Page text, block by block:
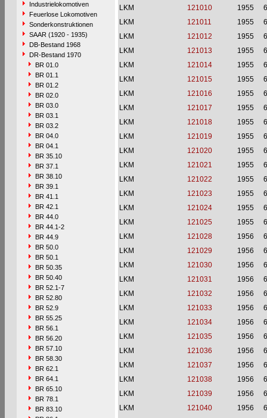
Industrielokomotiven
Feuerlose Lokomotiven
Sonderkonstruktionen
SAAR (1920 - 1935)
DB-Bestand 1968
DR-Bestand 1970
BR 01.0
BR 01.1
BR 01.2
BR 02.0
BR 03.0
BR 03.1
BR 03.2
BR 04.0
BR 04.1
BR 35.10
BR 37.1
BR 38.10
BR 39.1
BR 41.1
BR 42.1
BR 44.0
BR 44.1-2
BR 44.9
BR 50.0
BR 50.1
BR 50.35
BR 50.40
BR 52.1-7
BR 52.80
BR 52.9
BR 55.25
BR 56.1
BR 56.20
BR 57.10
BR 58.30
BR 62.1
BR 64.1
BR 65.10
BR 78.1
BR 83.10
LKM
121010 1955
LKM
121011 1955
LKM
121012 1955
LKM
121013 1955
LKM
121014 1955
LKM
121015 1955
LKM
121016 1955
LKM
121017 1955
LKM
121018 1955
LKM
121019 1955
LKM
121020 1955
LKM
121021 1955
LKM
121022 1955
LKM
121023 1955
LKM
121024 1955
LKM
121025 1955
LKM
121028 1956
LKM
121029 1956
LKM
121030 1956
LKM
121031 1956
LKM
121032 1956
LKM
121033 1956
LKM
121034 1956
LKM
121035 1956
LKM
121036 1956
LKM
121037 1956
LKM
121038 1956
LKM
121039 1956
LKM
121040 1956